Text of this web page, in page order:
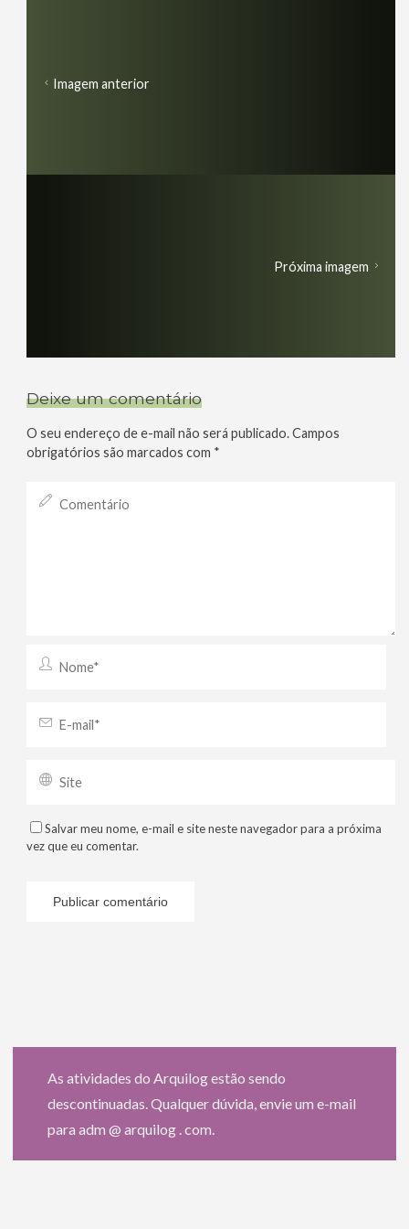
Imagem anterior
Próxima imagem
Deixe um comentário
O seu endereço de e-mail não será publicado.Campos
obrigatórios são marcados com *
Salvar meu nome, e-mail e site neste navegador para a próxima
vez que eu comentar.
As atividades do Arquilog estão sendo
descontinuadas. Qualquer dúvida, envie um e-mail
para adm @ arquilog . com.